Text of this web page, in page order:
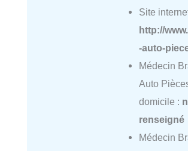
Site
http://
-auto-
Médecin
Auto
domicile :
renseigné
Médecin